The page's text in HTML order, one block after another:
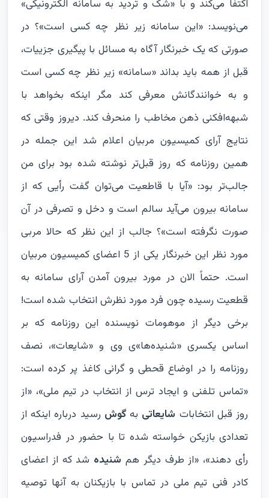
اکتفا می‌کند و با «شک و تردید به سامانه الکترونیکی»
می‌نویسد: «این سامانه زیر نظر چه کسی است»؟ در
صورتی که یک خبرنگار آگاه به مسائل با پیگیری جزییات،
قبل از همه باید بداند «سامانه» زیر نظر چه کسی است
و به خوانندگانش معرفی کند مگر اینکه بخواهد با
شبهه‌افکنی ذهن مخاطب را منحرف کند. دیروز وقتی که
نتایج آرای کمیسیون مربیان اعلام شد این جمله در
همین روزنامه که روز قبل‌تر نوشته شده بود برای من
جالب‌تر بود: «آیا با قاطعیت می‌توان گفت رأیی که از
سامانه بیرون می‌آید سالم است و دخل و تصرفی در آن
صورت نگرفته است»؟ جالب از این نظر که حالا مربی
مورد نظر این خبرنگار یکی از 5 اعضای کمیسیون مربیان
است. حتماً الان در مورد بیرون آمدن آرای سامانه به
قطعیت رسیده چون فرد مورد نظرش انتخاب شده است!
برخی دیگر از موهومات نویسنده این روزنامه که بر
اساس یکسری «شنیده‌ها»ی وی و «شایعات»، نصف
روزنامه را در اوضاع قحطی و گرانی کاغذ پر کرده است:
«تماس تلفنی و ایجاد ترس از انتخاب در تیم ملی»، «از
روز قبل انتخابات شایعاتی بهگوش ‌رسید درباره اینکه از
تعدادی بازیکن خواسته شده تا با حضور در فدراسیون
رأی دهند»، «از طرف دیگر هم شنیده شد که از اعضای
کادر فنی تیم ملی در تماس با بازیکنان به آنها توصیه